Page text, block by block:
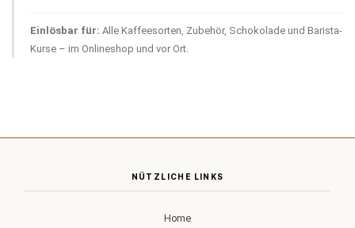
Einlösbar für: Alle Kaffeesorten, Zubehör, Schokolade und Barista-
Kurse – im Onlineshop und vor Ort.
NÜTZLICHE LINKS
Home